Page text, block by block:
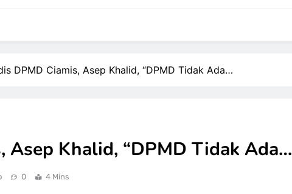
DPMD Ciamis, Asep Khalid, “DPMD Tidak Ada…
Asep Khalid, “DPMD Tidak Ada…
0 4 Mins